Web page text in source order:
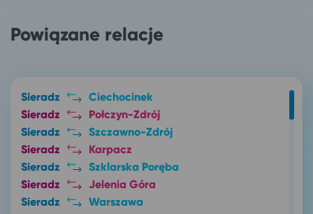
Powiązane relacje
Sieradz
Ciechocinek
Sieradz
Połczyn-Zdrój
Sieradz
Szczawno-Zdrój
Sieradz
Karpacz
Sieradz
Szklarska Poręba
Sieradz
Jelenia Góra
Sieradz
Warszawa